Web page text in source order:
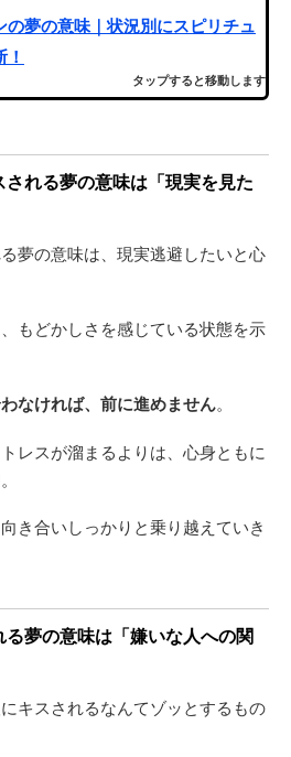
の夢の意味｜状況別にスピリチュ
タップすると移動します
れる夢の意味は「現実を見た
夢の意味は、現実逃避したいと心
もどかしさを感じている状態を示
なければ、前に進めません。
レスが溜まるよりは、心身ともに
き合いしっかりと乗り越えていき
夢の意味は「嫌いな人への関
キスされるなんてゾッとするもの